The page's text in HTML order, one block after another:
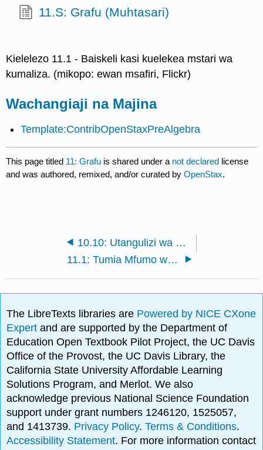
11.S: Grafu (Muhtasari)
Kielelezo 11.1 - Baiskeli kasi kuelekea mstari wa
kumaliza. (mikopo: ewan msafiri, Flickr)
Wachangiaji na Majina
Template:ContribOpenStaxPreAlgebra
This page titled 11: Grafu is shared under a not declared license
and was authored, remixed, and/or curated byOpenStax.
10.10: Utangulizi wa Factoring Polynomials
11.1: Tumia Mfumo wa Kuratibu wa Rectangular (Sehemu ya 1)
The LibreTexts libraries are Powered by NICE CXone
Expertand are supported by the Department of
Education Open Textbook Pilot Project, the UC Davis
Office of the Provost, the UC Davis Library, the
California State University Affordable Learning
Solutions Program, and Merlot. We also
acknowledge previous National Science Foundation
support under grant numbers 1246120, 1525057,
and 1413739. Privacy Policy.Terms & Conditions.
Accessibility Statement. For more information contact